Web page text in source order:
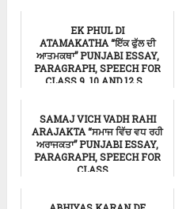
EK PHUL DI
ATAMAKATHA “ਇੱਕ ਫੁੱਲ ਦੀ
ਆਤਮਕਥਾ” PUNJABI ESSAY,
PARAGRAPH, SPEECH FOR
CLASS 9, 10 AND 12 S...
SAMAJ VICH VADH RAHI
ARAJAKTA “ਸਮਾਜ ਵਿੱਚ ਵਧ ਰਹੀ
ਅਰਾਜਕਤਾ” PUNJABI ESSAY,
PARAGRAPH, SPEECH FOR
CLASS ...